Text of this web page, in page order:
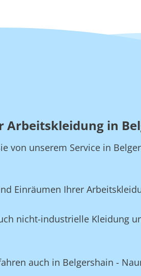
Arbeitskleidung in
von unserem Service in
Einräumen Ihrer
nicht-industrielle Kleidung
auch in Belgershain -